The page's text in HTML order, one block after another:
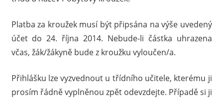
Platba za kroužek musí být připsána na výše uvedený
účet do 24. října 2014. Nebude-li částka uhrazena
včas, žák/žákyně bude z kroužku vyloučen/a.
Přihlášku lze vyzvednout u třídního učitele, kterému ji
prosím řádně vyplněnou zpět odevzdejte. Případě si ji